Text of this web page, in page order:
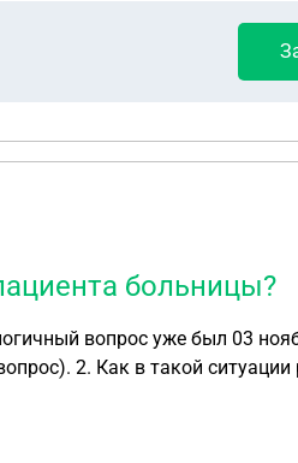
больницы?
ноября 2017, 06:05, Всеволод,